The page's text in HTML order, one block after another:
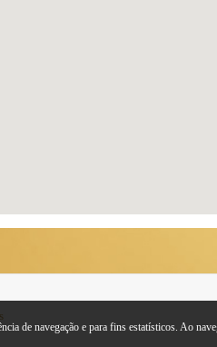
de navegação e para fins estatísticos. Ao